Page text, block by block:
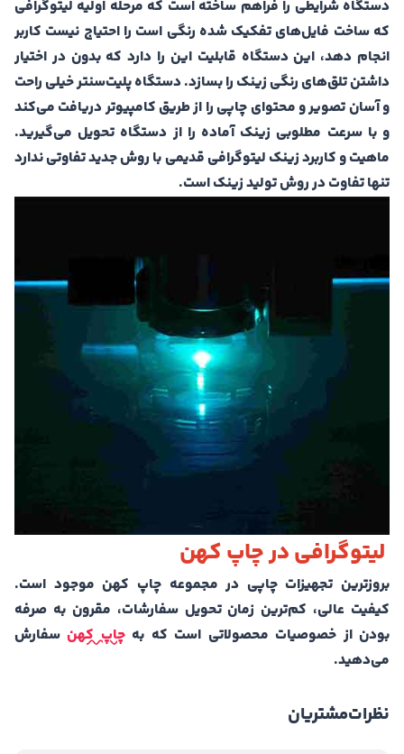
دستگاه شرایطی را فراهم ساخته است که مرحله اولیه لیتوگرافی
که ساخت فایل‌های تفکیک شده رنگی است را احتیاج نیست کاربر
انجام دهد، این دستگاه قابلیت این را دارد که بدون در اختیار
داشتن تلق‌های رنگی زینک را بسازد. دستگاه پلیت‌سنتر خیلی راحت
و آسان تصویر و محتوای چاپی را از طریق کامپیوتر دریافت می‌کند
و با سرعت مطلوبی زینک آماده را از دستگاه تحویل می‌گیرید.
ماهیت و کاربرد زینک لیتوگرافی قدیمی‌ با روش جدید تفاوتی ندارد
تنها تفاوت در روش تولید زینک است.
لیتوگرافی در چاپ کهن
بروز‌ترین تجهیزات چاپی در مجموعه چاپ کهن موجود است‌.
کیفیت عالی، کم‌ترین زمان تحویل سفارشات، مقرون به صرفه
بودن از خصوصیات محصولاتی است که بهچاپ کهن سفارش
می‌دهید.
نظراتمشتریان